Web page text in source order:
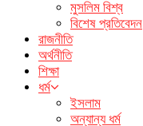
মুসলিম বিশ্ব
বিশেষ প্রতিবেদন
রাজনীতি
অর্থনীতি
শিক্ষা
ধর্ম
ইসলাম
অন্যান্য ধর্ম